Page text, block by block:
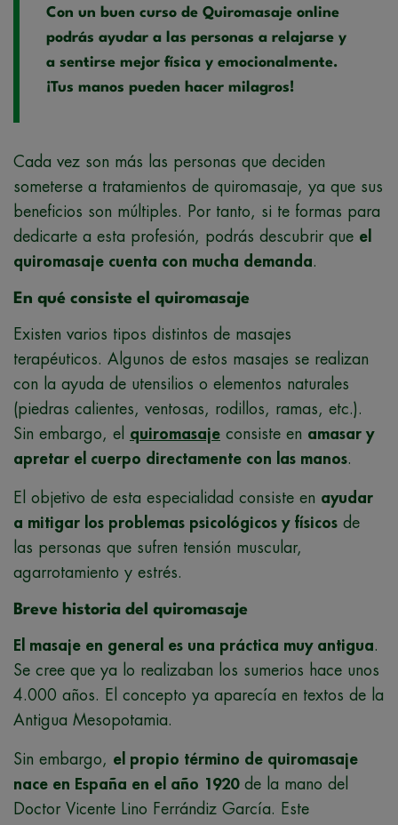
Con un buen curso de Quiromasaje online
podrás ayudar a las personas a relajarse y
a sentirse mejor física y emocionalmente.
¡Tus manos pueden hacer milagros!
Cada vez son más las personas que deciden
someterse a tratamientos de quiromasaje, ya que sus
beneficios son múltiples. Por tanto, si te formas para
dedicarte a esta profesión, podrás descubrir que el
quiromasaje cuenta con mucha demanda.
En qué consiste el quiromasaje
Existen varios tipos distintos de masajes
terapéuticos. Algunos de estos masajes se realizan
con la ayuda de utensilios o elementos naturales
(piedras calientes, ventosas, rodillos, ramas, etc.).
Sin embargo, el quiromasaje consiste en amasar y
apretar el cuerpo directamente con las manos.
El objetivo de esta especialidad consiste en ayudar
a mitigar los problemas psicológicos y físicos de
las personas que sufren tensión muscular,
agarrotamiento y estrés.
Breve historia del quiromasaje
El masaje en general es una práctica muy antigua.
Se cree que ya lo realizaban los sumerios hace unos
4.000 años. El concepto ya aparecía en textos de la
Antigua Mesopotamia.
Sin embargo, el propio término de quiromasaje
nace en España en el año 1920de la mano del
Doctor Vicente Lino Ferrándiz García. Este